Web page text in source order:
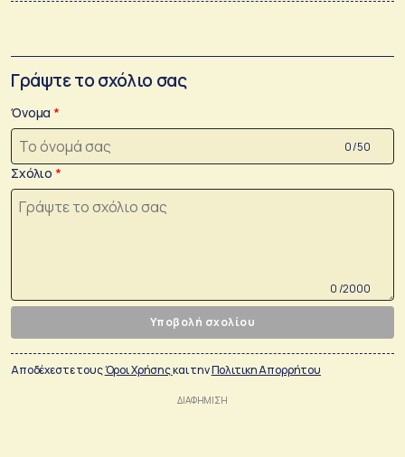
Γράψτε το σχόλιο σας
Όνομα
0 /50
Σχόλιο
0 /2000
Υποβολή σχολίου
Αποδέχεστε τουςΌροι Χρήσηςκαι τηνΠολιτικη Απορρήτου